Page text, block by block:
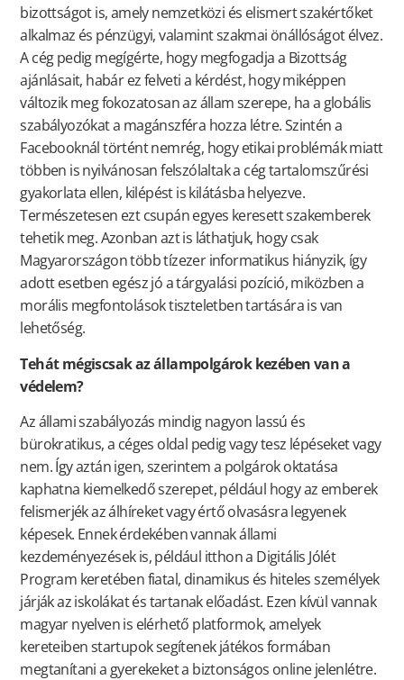
bizottságot is, amely nemzetközi és elismert szakértőket
alkalmaz és pénzügyi, valamint szakmai önállóságot élvez.
A cég pedig megígérte, hogy megfogadja a Bizottság
ajánlásait, habár ez felveti a kérdést, hogy miképpen
változik meg fokozatosan az állam szerepe, ha a globális
szabályozókat a magánszféra hozza létre. Szintén a
Facebooknál történt nemrég, hogy etikai problémák miatt
többen is nyilvánosan felszólaltak a cég tartalomszűrési
gyakorlata ellen, kilépést is kilátásba helyezve.
Természetesen ezt csupán egyes keresett szakemberek
tehetik meg. Azonban azt is láthatjuk, hogy csak
Magyarországon több tízezer informatikus hiányzik, így
adott esetben egész jó a tárgyalási pozíció, miközben a
morális megfontolások tiszteletben tartására is van
lehetőség.
Tehát mégiscsak az állampolgárok kezében van a
védelem?
Az állami szabályozás mindig nagyon lassú és
bürokratikus, a céges oldal pedig vagy tesz lépéseket vagy
nem. Így aztán igen, szerintem a polgárok oktatása
kaphatna kiemelkedő szerepet, például hogy az emberek
felismerjék az álhíreket vagy értő olvasásra legyenek
képesek. Ennek érdekében vannak állami
kezdeményezések is, például itthon a Digitális Jólét
Program keretében fiatal, dinamikus és hiteles személyek
járják az iskolákat és tartanak előadást. Ezen kívül vannak
magyar nyelven is elérhető platformok, amelyek
kereteiben startupok segítenek játékos formában
megtanítani a gyerekeket a biztonságos online jelenlétre.